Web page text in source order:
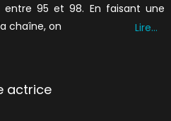
95 et 98. En faisant une
chaîne, on
Lire…
actrice